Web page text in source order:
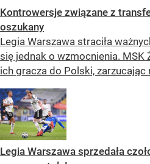
Kontrowersje związane z
oszukany
Legia Warszawa straciła
się jednak o wzmocnienia.
ich gracza do Polski, zarzucając
Legia Warszawa sprzedała